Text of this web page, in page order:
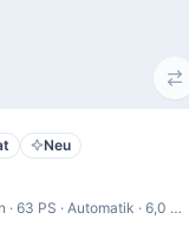
Neu
Limousine · Benzin · 63 PS · Automatik · 6,0 l/100km